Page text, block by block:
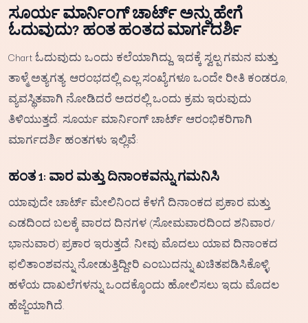
ಸೂರ್ಯ ಮಾರ್ನಿಂಗ್ ಚಾರ್ಟ್ ಅನ್ನು ಹೇಗೆ
ಓದುವುದು? ಹಂತ ಹಂತದ ಮಾರ್ಗದರ್ಶಿ
Chart ಓದುವುದು ಒಂದು ಕಲೆಯಾಗಿದ್ದು, ಇದಕ್ಕೆ ಸ್ವಲ್ಪ ಗಮನ ಮತ್ತು
ತಾಳ್ಮೆ ಅತ್ಯಗತ್ಯ. ಆರಂಭದಲ್ಲಿ ಎಲ್ಲ ಸಂಖ್ಯೆಗಳೂ ಒಂದೇ ರೀತಿ ಕಂಡರೂ,
ವ್ಯವಸ್ಥಿತವಾಗಿ ನೋಡಿದರೆ ಅದರಲ್ಲಿ ಒಂದು ಕ್ರಮ ಇರುವುದು
ತಿಳಿಯುತ್ತದೆ. ಸೂರ್ಯ ಮಾರ್ನಿಂಗ್ ಚಾರ್ಟ್ ಆರಂಭಿಕರಿಗಾಗಿ
ಮಾರ್ಗದರ್ಶಿ ಹಂತಗಳು ಇಲ್ಲಿವೆ:
ಹಂತ 1: ವಾರ ಮತ್ತು ದಿನಾಂಕವನ್ನು ಗಮನಿಸಿ
ಯಾವುದೇ ಚಾರ್ಟ್ ಮೇಲಿನಿಂದ ಕೆಳಗೆ ದಿನಾಂಕದ ಪ್ರಕಾರ ಮತ್ತು
ಎಡದಿಂದ ಬಲಕ್ಕೆ ವಾರದ ದಿನಗಳ (ಸೋಮವಾರದಿಂದ ಶನಿವಾರ/
ಭಾನುವಾರ) ಪ್ರಕಾರ ಇರುತ್ತದೆ. ನೀವು ಮೊದಲು ಯಾವ ದಿನಾಂಕದ
ಫಲಿತಾಂಶವನ್ನು ನೋಡುತ್ತಿದ್ದೀರಿ ಎಂಬುದನ್ನು ಖಚಿತಪಡಿಸಿಕೊಳ್ಳಿ.
ಹಳೆಯ ದಾಖಲೆಗಳನ್ನು ಒಂದಕ್ಕೊಂದು ಹೋಲಿಸಲು ಇದು ಮೊದಲ
ಹೆಜ್ಜೆಯಾಗಿದೆ.